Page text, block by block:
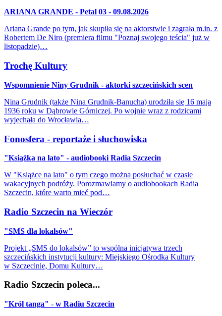
ARIANA GRANDE - Petal 03 - 09.08.2026
Ariana Grande po tym, jak skupiła się na aktorstwie i zagrała m.in. z
Robertem De Niro (premiera filmu "Poznaj swojego teścia" już w
listopadzie)…
Trochę Kultury
Wspomnienie Niny Grudnik - aktorki szczecińskich scen
Nina Grudnik (także Nina Grudnik-Banucha) urodziła się 16 maja
1936 roku w Dąbrowie Górniczej. Po wojnie wraz z rodzicami
wyjechała do Wrocławia…
Fonosfera - reportaże i słuchowiska
"Książka na lato" - audiobooki Radia Szczecin
W "Książce na lato" o tym czego można posłuchać w czasie
wakacyjnych podróży. Porozmawiamy o audiobookach Radia
Szczecin, które warto mieć pod…
Radio Szczecin na Wieczór
"SMS dla lokalsów"
Projekt „SMS do lokalsów” to wspólna inicjatywa trzech
szczecińskich instytucji kultury: Miejskiego Ośrodka Kultury
w Szczecinie, Domu Kultury…
Radio Szczecin poleca...
"Król tanga" - w Radiu Szczecin